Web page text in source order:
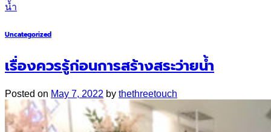
น้ำ
Uncategorized
เรื่องควรรู้ก่อนการสร้างสระว่ายน้ำ
Posted on May 7, 2022 by thethreetouch